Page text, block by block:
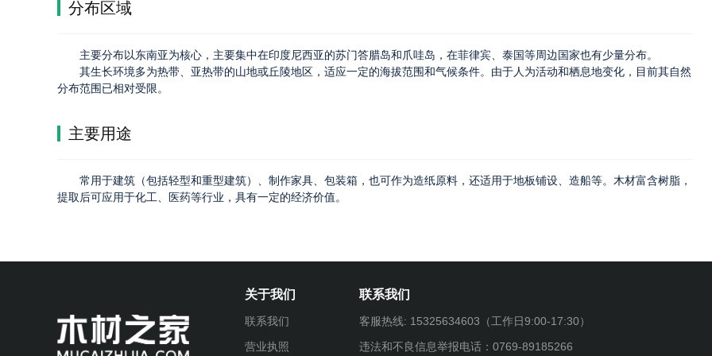
分布区域
主要分布以东南亚为核心，主要集中在印度尼西亚的苏门答腊岛和爪哇岛，在菲律宾、泰国等周边国家也有少量分布。
其生长环境多为热带、亚热带的山地或丘陵地区，适应一定的海拔范围和气候条件。由于人为活动和栖息地变化，目前其自然
分布范围已相对受限。
主要用途
常用于建筑（包括轻型和重型建筑）、制作家具、包装箱，也可作为造纸原料，还适用于地板铺设、造船等。 木材富含树脂，
提取后可应用于化工、医药等行业，具有一定的经济价值。
关于我们
联系我们
营业执照
联系我们
客服热线: 15325634603（工作日9:00-17:30）
违法和不良信息举报电话：0769-89185266